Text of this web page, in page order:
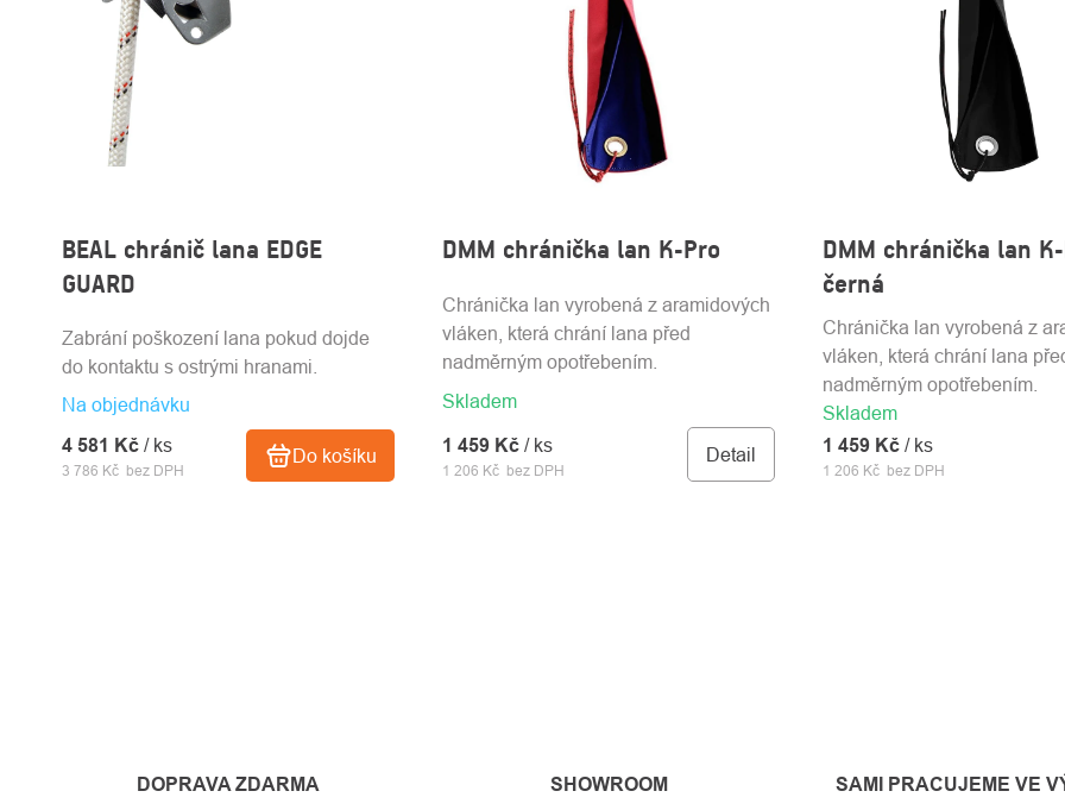
BEAL chránič lana EDGE
GUARD
Na objednávku
3 786 Kč bez DPH
4 581 Kč / ks Do košíku
Zabrání poškození lana pokud dojde
do kontaktu s ostrými hranami.
DMM chránička lan K-Pro
Skladem
1 206 Kč bez DPH
1 459 Kč / ks Detail
Chránička lan vyrobená z aramidových
vláken, která chrání lana před
nadměrným opotřebením.
DMM chránička lan
černá
Skladem
1 206 Kč bez DPH
1 459 Kč / ks
Chránička lan vyrobená z
vláken, která chrání lana
nadměrným opotřebením.
DOPRAVA ZDARMA SHOWROOM SAMI PRACUJEME VE